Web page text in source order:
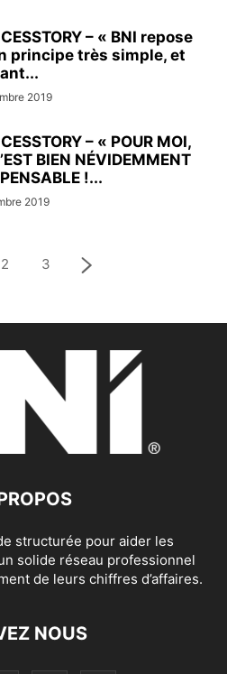
– « BNI repose
principe très simple, et
2019
– « POUR MOI,
BIEN NÉVIDEMMENT
!...
2019
2 3
structurée pour aider les
solide réseau professionnel
de leurs chiffres d’affaires.
NOUS